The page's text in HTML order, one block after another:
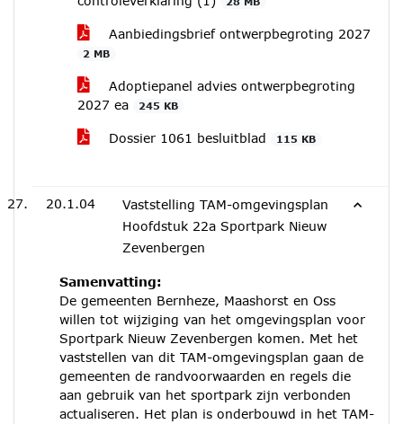
Aanbiedingsbrief ontwerpbegroting 2027
2 MB
Adoptiepanel advies ontwerpbegroting
2027 ea
245 KB
Dossier 1061 besluitblad 115 KB
20.1.04
Vaststelling TAM-omgevingsplan
Hoofdstuk 22a Sportpark Nieuw
Zevenbergen
Samenvatting:
De gemeenten Bernheze, Maashorst en Oss
willen tot wijziging van het omgevingsplan voor
Sportpark Nieuw Zevenbergen komen. Met het
vaststellen van dit TAM-omgevingsplan gaan de
gemeenten de randvoorwaarden en regels die
aan gebruik van het sportpark zijn verbonden
actualiseren. Het plan is onderbouwd in het TAM-